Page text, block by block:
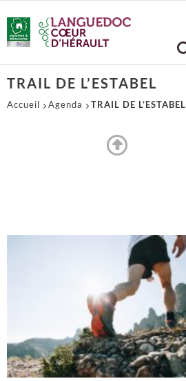
TRAIL DE L’ESTABEL
Accueil Agenda TRAIL DE L’ESTABEL